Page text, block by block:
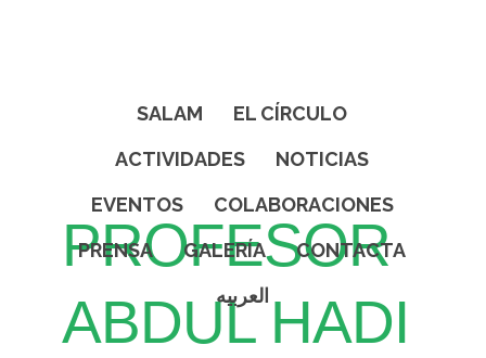
SALAM
EL CÍRCULO
ACTIVIDADES
NOTICIAS
EVENTOS
COLABORACIONES
PRENSA
GALERÍA
CONTACTA
العربيه
PROFESOR
ABDUL HADI